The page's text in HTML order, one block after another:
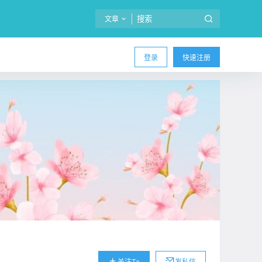
文章
登录 快速注册